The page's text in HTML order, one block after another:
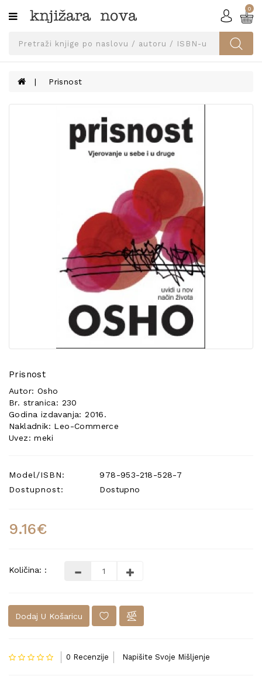
Kategorije
SVEUČILIŠNA
UDŽBENICI
KNJIGE
0
Prisnost
Prisnost
Autor: Osho
Br. stranica: 230
Godina izdavanja: 2016.
Nakladnik: Leo-Commerce
Uvez: meki
Model/ISBN:
978-953-218-528-7
Dostupnost:
Dostupno
9.16€
Količina: :
Dodaj U Košaricu
0 Recenzije Napišite Svoje Mišljenje